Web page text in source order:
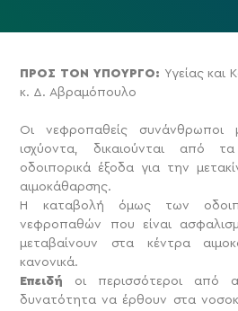
ΠΡΟΣ ΤΟΝ ΥΠΟΥΡΓΟ: Υγείας και
κ. Δ. Αβραμόπουλο
Οι νεφροπαθείς
ισχύοντα, δικαιούνται από
οδοιπορικά έξοδα για την
αιμοκάθαρσης.
Η καταβολή όμως των
νεφροπαθών που είναι
μεταβαίνουν στα κέντρα
κανονικά.
Επειδή οι περισσότεροι από
δυνατότητα να έρθουν στα